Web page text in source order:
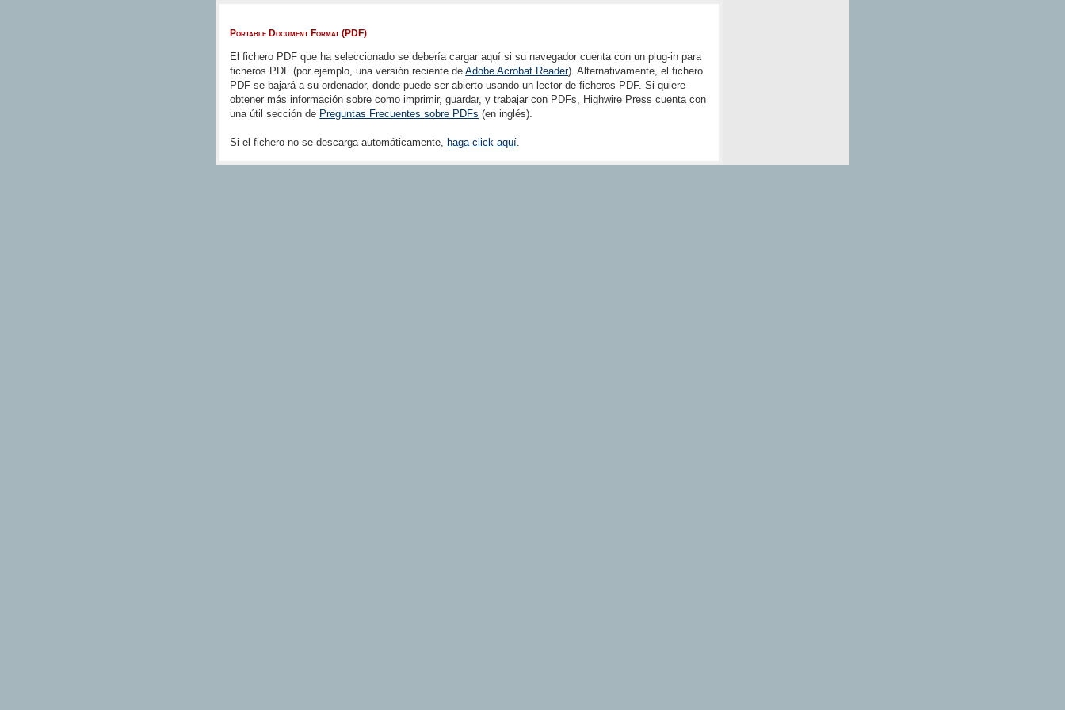
Portable Document Format (PDF)
El fichero PDF que ha seleccionado se debería cargar aquí si su navegador cuenta con un plug-in para
ficheros PDF (por ejemplo, una versión reciente deAdobe Acrobat Reader). Alternativamente, el fichero
PDF se bajará a su ordenador, donde puede ser abierto usando un lector de ficheros PDF. Si quiere
obtener más información sobre como imprimir, guardar, y trabajar con PDFs, Highwire Press cuenta con
una útil sección de Preguntas Frecuentes sobre PDFs (en inglés).
Si el fichero no se descarga automáticamente, haga click aquí.